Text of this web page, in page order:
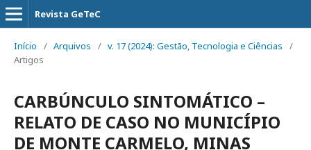
Revista GeTeC
Início / Arquivos / v. 17 (2024): Gestão, Tecnologia e Ciências
/
Artigos
CARBÚNCULO SINTOMÁTICO –
RELATO DE CASO NO MUNICÍPIO
DE MONTE CARMELO, MINAS